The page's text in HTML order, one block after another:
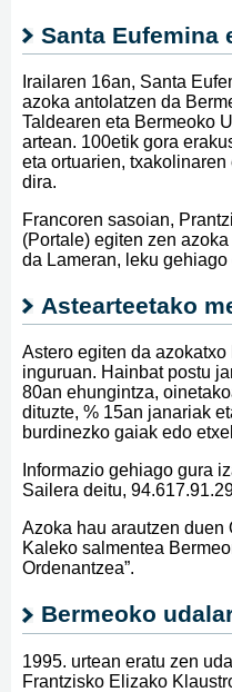
Santa Eufemina
Irailaren 16an, Santa
azoka antolatzen da
Taldearen eta Bermeoko
artean. 100etik gora
eta ortuarien,
dira.
Francoren sasoian,
(Portale) egiten zen
da Lameran, leku
Astearteetako
Astero egiten da
inguruan. Hainbat postu
80an ehungintza,
dituzte, % 15an janariak
burdinezko gaiak edo
Informazio gehiago gura
Sailera deitu,
Azoka hau arautzen duen
Kaleko salmentea
Ordenantzea”.
Bermeoko
1995. urtean eratu zen
Frantzisko Elizako